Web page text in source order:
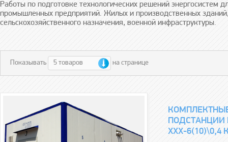
Работы по подготовке технологических решений
промышленных предприятий. Жилых и производственных
сельскохозяйственного назначения, военной инфраструктуры.
Показывать 5 товаров на странице
ПОДСТАНЦИИ
ХХХ-6(10)\0,4